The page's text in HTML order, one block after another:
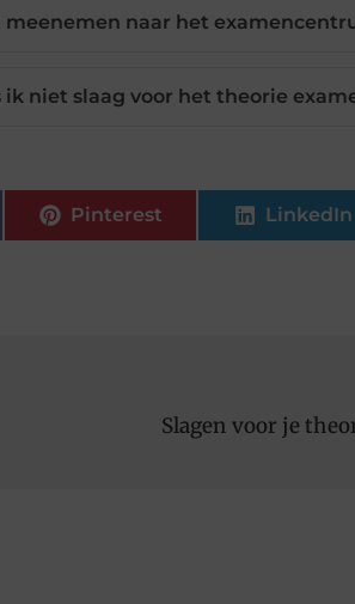
naar het
ik niet slaag voor het theorie
Pinterest LinkedIn
Slagen voor je